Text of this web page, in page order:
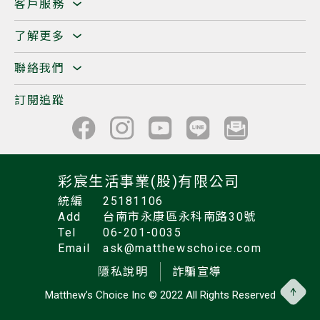
客戶服務
了解更多
聯絡我們
訂閱追蹤
彩宸生活事業(股)有限公司
統編
25181106
Add
台南市永康區永科南路30號
Tel
06-201-0035
Email
ask@matthewschoice.com
隱私說明
詐騙宣導
Matthew’s Choice Inc © 2022 All Rights Reserved